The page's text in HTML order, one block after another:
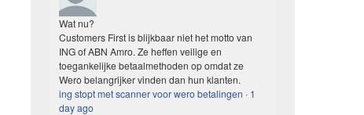
Wat nu?
Customers First is blijkbaar niet het motto van
ING of ABN Amro. Ze heffen veilige en
toegankelijke betaalmethoden op omdat ze
Wero belangrijker vinden dan hun klanten.
ing stopt met scanner voor wero betalingen · 1
day ago